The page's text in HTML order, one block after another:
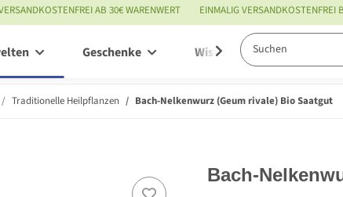
AB 30€ WARENWERT EINMALIG
Geschenke Wissenswertes
Traditionelle Heilpflanzen Bach-Nelkenwurz (Geum rivale) Bio Saatgut
Bach-